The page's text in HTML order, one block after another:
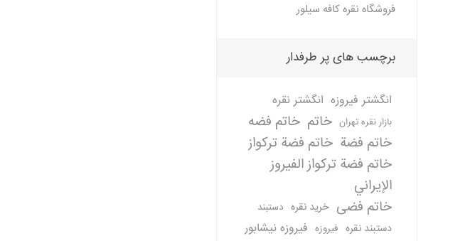
فروشگاه نقره کافه سیلور
برچسب های پر طرفدار
انگشتر فیروزه انگشتر نقره
بازار نقره تهران خاتم خاتم فضه
خاتم فضة خاتم فضة تركواز
خاتم فضة تركواز الفيروز
الإيراني
خاتم فضی خرید نقره دستبند
دستبند نقره فیروزه فیروزه نیشابور